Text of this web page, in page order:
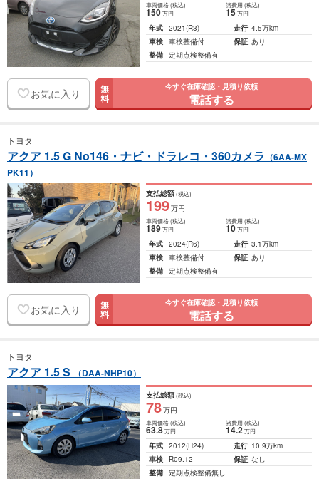
車両価格(税込)
150万円
諸費用 (税込)
15 万円
年式 2021(R3) 走行 4.5万km
車検 車検整備付 保証 あり
整備 定期点検整備有
お気に入り 無
料
今すぐ在庫確認・見積り依頼
電話する
トヨタ
アクア 1.5 G No146・ナビ・ドラレコ・360カメラ （6AA-MX
PK11）
支払総額(税込)
199万円
車両価格(税込)
189万円
諸費用 (税込)
10 万円
年式 2024(R6) 走行 3.1万km
車検 車検整備付 保証 あり
整備 定期点検整備有
お気に入り 無
料
今すぐ在庫確認・見積り依頼
電話する
トヨタ
アクア 1.5 S （DAA-NHP10）
支払総額(税込)
78万円
車両価格(税込)
63.8万円
諸費用 (税込)
14.2 万円
年式 2012(H24) 走行 10.9万km
車検
R09.12 保証 なし
整備 定期点検整備無し